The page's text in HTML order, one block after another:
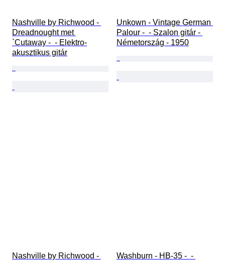
Nashville by Richwood -
Dreadnought met
`Cutaway -  - Elektro-
akusztikus gitár
Unkown - Vintage German
Palour -  - Szalon gitár -
Németország - 1950
Nashville by Richwood -
Washburn - HB-35 -  -